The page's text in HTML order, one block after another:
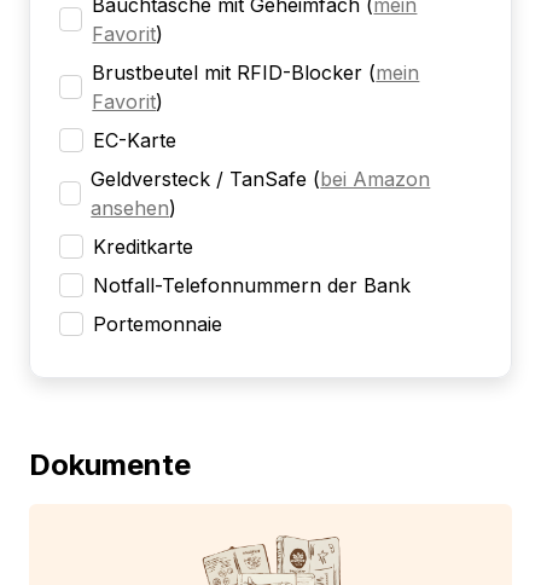
Bauchtasche mit Geheimfach (mein
Favorit)
Brustbeutel mit RFID-Blocker (mein
Favorit)
EC-Karte
Geldversteck / TanSafe (bei Amazon
ansehen)
Kreditkarte
Notfall-Telefonnummern der Bank
Portemonnaie
Dokumente